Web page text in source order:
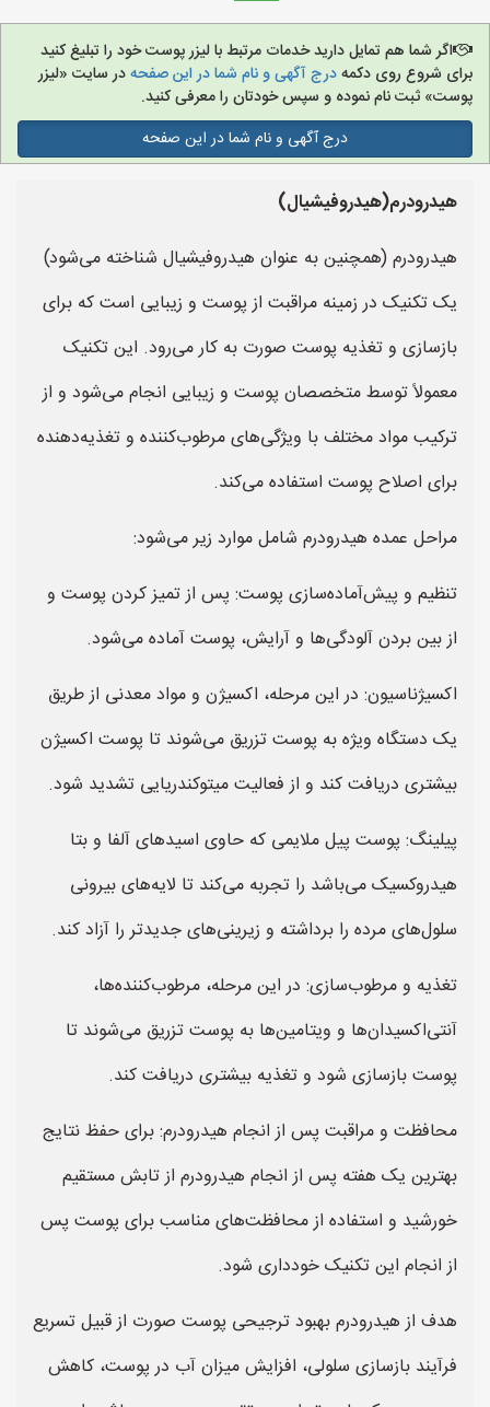
اگر شما هم تمایل دارید خدمات مرتبط با لیزر پوست خود را تبلیغ کنید
برای شروع روی دکمهدرج آگهی و نام شما در این صفحهدر سایت «لیزر
پوست» ثبت نام نموده و سپس خودتان را معرفی کنید.
درج آگهی و نام شما در این صفحه
هیدرودرم(هیدروفیشیال)
هیدرودرم (همچنین به عنوان هیدروفیشیال شناخته می‌شود)
یک تکنیک در زمینه مراقبت از پوست و زیبایی است که برای
بازسازی و تغذیه پوست صورت به کار می‌رود. این تکنیک
معمولاً توسط متخصصان پوست و زیبایی انجام می‌شود و از
ترکیب مواد مختلف با ویژگی‌های مرطوب‌کننده و تغذیه‌دهنده
برای اصلاح پوست استفاده می‌کند.
مراحل عمده هیدرودرم شامل موارد زیر می‌شود:
تنظیم و پیش‌آماده‌سازی پوست: پس از تمیز کردن پوست و
از بین بردن آلودگی‌ها و آرایش، پوست آماده می‌شود.
اکسیژناسیون: در این مرحله، اکسیژن و مواد معدنی از طریق
یک دستگاه ویژه به پوست تزریق می‌شوند تا پوست اکسیژن
بیشتری دریافت کند و از فعالیت میتوکندریایی تشدید شود.
پیلینگ: پوست پیل ملایمی که حاوی اسیدهای آلفا و بتا
هیدروکسیک می‌باشد را تجربه می‌کند تا لایه‌های بیرونی
سلول‌های مرده را برداشته و زیرینی‌های جدید‌تر را آزاد کند.
تغذیه و مرطوب‌سازی: در این مرحله، مرطوب‌کننده‌ها،
آنتی‌اکسیدان‌ها و ویتامین‌ها به پوست تزریق می‌شوند تا
پوست بازسازی شود و تغذیه بیشتری دریافت کند.
محافظت و مراقبت پس از انجام هیدرودرم: برای حفظ نتایج
بهترین یک هفته پس از انجام هیدرودرم از تابش مستقیم
خورشید و استفاده از محافظت‌های مناسب برای پوست پس
از انجام این تکنیک خودداری شود.
هدف از هیدرودرم بهبود ترجیحی پوست صورت از قبیل تسریع
فرآیند بازسازی سلولی، افزایش میزان آب در پوست، کاهش